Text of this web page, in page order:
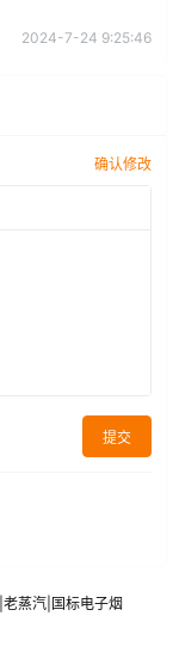
2024-7-24 9:25:46
确认修改
提交
老蒸汽 国标电子烟